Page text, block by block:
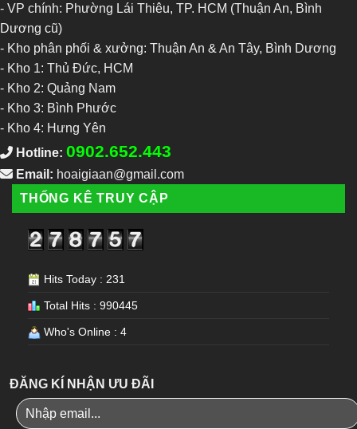
- VP chính: Phường Lái Thiêu, TP. HCM (Thuận An, Bình
Dương cũ)
- Kho phân phối & xưởng: Thuận An & An Tây, Bình Dương
- Kho 1: Thủ Đức, HCM
- Kho 2: Quảng Nam
- Kho 3: Bình Phước
- Kho 4: Hưng Yên
Hotline: 0902.652.443
Email: hoaigiaan@gmail.com
THỐNG KÊ TRUY CẬP
Hits Today : 231
Total Hits : 990445
Who's Online : 4
ĐĂNG KÍ NHẬN ƯU ĐÃI